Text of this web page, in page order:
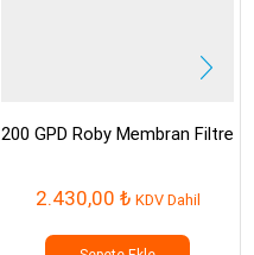
200 GPD Roby Membran Filtre
2.430,00 ₺ KDV Dahil